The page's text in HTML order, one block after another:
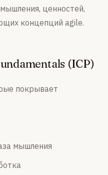
ценностей,
концепций agile.
(ICP)
покрывает
мышления